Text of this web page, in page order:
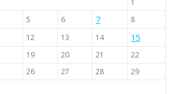
5 6 7
8
12 13 14 15
19 20 21
22
26 27 28
29